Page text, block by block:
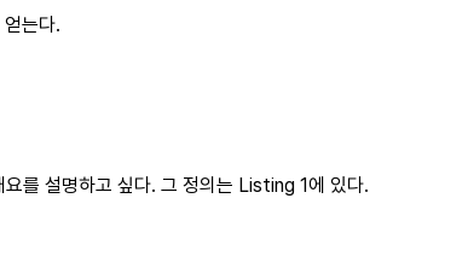
는다.
요를 설명하고 싶다. 그 정의는 Listing 1에 있다.